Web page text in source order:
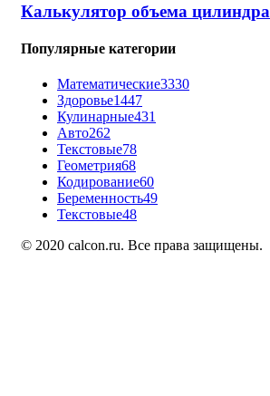
Калькулятор объема цилиндра
Популярные категории
Математические3330
Здоровье1447
Кулинарные431
Авто262
Текстовые78
Геометрия68
Кодирование60
Беременность49
Текстовые48
© 2020 calcon.ru. Все права защищены.